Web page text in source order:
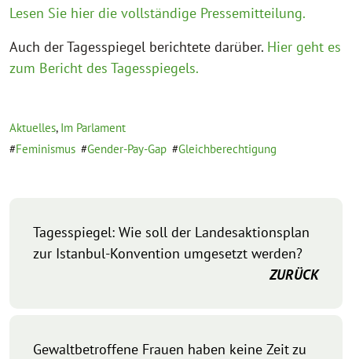
Lesen Sie hier die vollständige Pressemitteilung.
Auch der Tagesspiegel berichtete darüber. Hier geht es
zum Bericht des Tagesspiegels.
Aktuelles, Im Parlament
Feminismus
Gender-Pay-Gap Gleichberechtigung
Tagesspiegel: Wie soll der Landesaktionsplan
zur Istanbul-Konvention umgesetzt werden?
ZURÜCK
Gewaltbetroffene Frauen haben keine Zeit zu